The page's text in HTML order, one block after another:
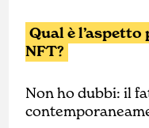
Qual è
NFT?
Non ho dubbi: il